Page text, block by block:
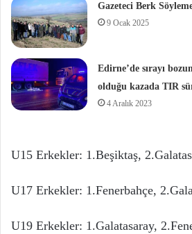
Gazeteci Berk
9 Ocak 2025
Edirne’de sırayı
olduğu kazada TIR
4 Aralık 2023
U15 Erkekler: 1.Beşiktaş,
U17 Erkekler: 1.Fenerbahçe,
U19 Erkekler: 1.Galatasaray,